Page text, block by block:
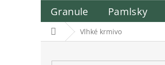
Granule Pamlsky
Domů Vlhké krmivo